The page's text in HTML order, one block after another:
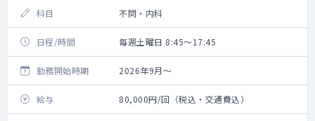
科目 不問・内科
日程/時間 毎週土曜日 8:45～17:45
勤務開始時期 2026年9月～
給与 80,000円/回（税込・交通費込）